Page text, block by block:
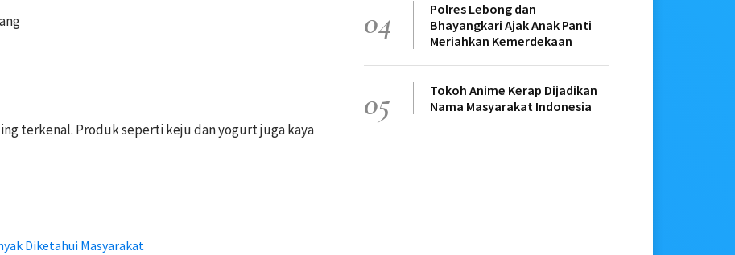
terkenal. Produk seperti keju dan yogurt juga kaya
Diketahui Masyarakat
04
Polres Lebong dan
Bhayangkari Ajak Anak Panti
Meriahkan Kemerdekaan
05
Tokoh Anime Kerap Dijadikan
Nama Masyarakat Indonesia